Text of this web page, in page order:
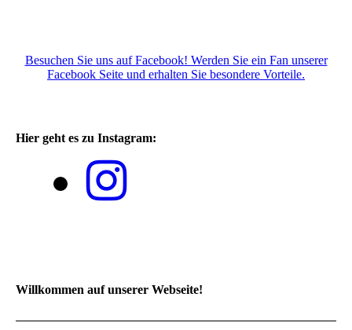
Besuchen Sie uns auf Facebook! Werden Sie ein Fan unserer
Facebook Seite und erhalten Sie besondere Vorteile.
Hier geht es zu Instagram:
Willkommen auf unserer Webseite!